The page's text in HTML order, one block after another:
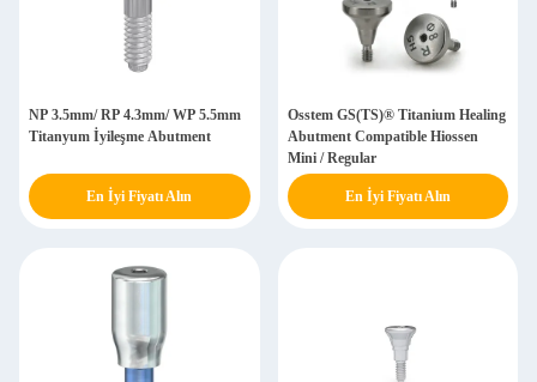
NP 3.5mm/ RP 4.3mm/ WP 5.5mm
Titanyum İyileşme Abutment
En İyi Fiyatı Alın
Osstem GS(TS)® Titanium Healing
Abutment Compatible Hiossen
Mini / Regular
En İyi Fiyatı Alın